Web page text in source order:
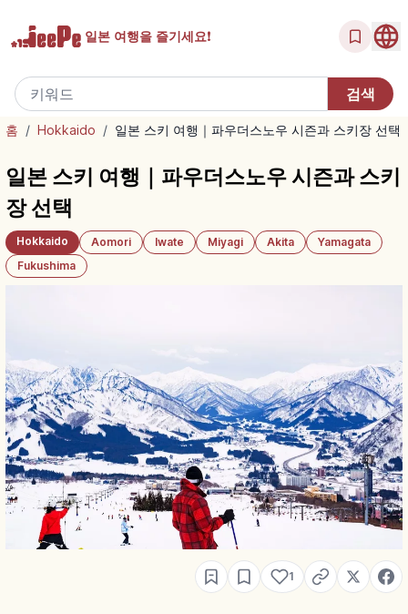
일본 여행을 즐기세요!
홈 / Hokkaido / 일본 스키 여행｜파우더스노우 시즌과 스키장 선택
일본 스키 여행｜파우더스노우 시즌과 스키
장 선택
Hokkaido Aomori Iwate Miyagi Akita
Yamagata
Fukushima
1